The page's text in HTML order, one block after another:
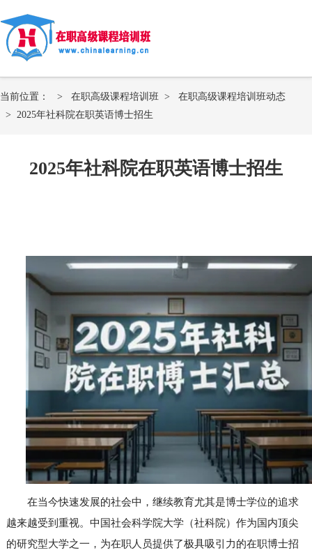
当前位置： > 在职高级课程培训班 >
在职高级课程培训班动态
> 2025年社科院在职英语博士招生
2025年社科院在职英语博士招生
在当今快速发展的社会中，继续教育尤其是博士学位的追求
越来越受到重视。中国社会科学院大学（社科院）作为国内顶尖
的研究型大学之一，为在职人员提供了极具吸引力的在职博士招